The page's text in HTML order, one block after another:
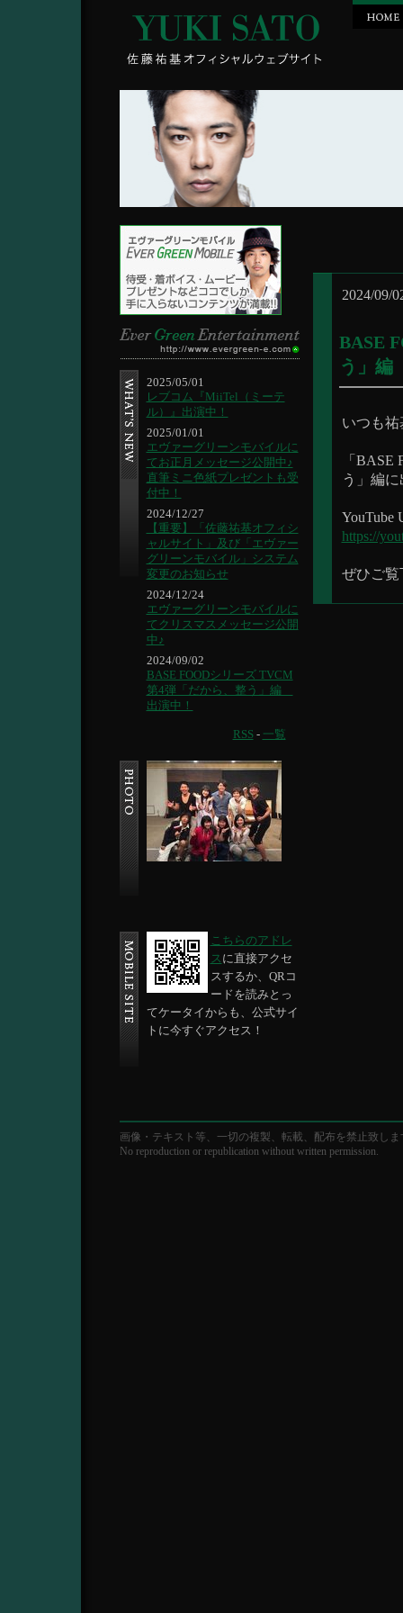
2024/09/
BASE
う」
いつも
「
う」編
YouTube
https://
ぜひご覧
2025/05/01
レブコム『MiiTel（ミーテ
ル）』出演中！
2025/01/01
エヴァーグリーンモバイルに
てお正月メッセージ公開中♪
直筆ミニ色紙プレゼントも受
付中！
2024/12/27
【重要】「佐藤祐基オフィシ
ャルサイト」及び「エヴァー
グリーンモバイル」システム
変更のお知らせ
2024/12/24
エヴァーグリーンモバイルに
てクリスマスメッセージ公開
中♪
2024/09/02
BASE FOODシリーズ TVCM
第4弾「だから、整う」編
出演中！
RSS- 一覧
こちらのアドレ
ス に直接アクセ
スするか、QRコ
ードを読みとっ
てケータイからも、公式サイ
トに今すぐアクセス！
画像・テキスト等、一切の複製、転載、配布を禁止致しま
No reproduction or republication without written permission.